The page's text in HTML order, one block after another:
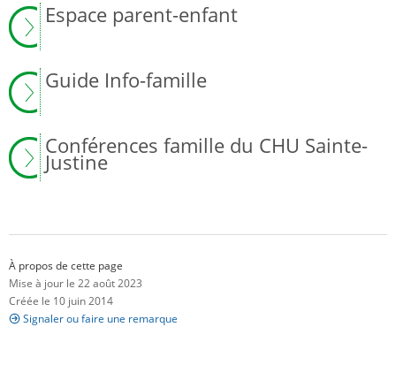
Espace parent-enfant
Guide Info-famille
Conférences famille du CHU Sainte-
Justine
À propos de cette page
Mise à jour le 22 août 2023
Créée le 10 juin 2014
Signaler ou faire une remarque